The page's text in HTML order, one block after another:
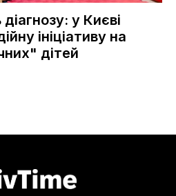
у Києві
ініціативу на
дітей